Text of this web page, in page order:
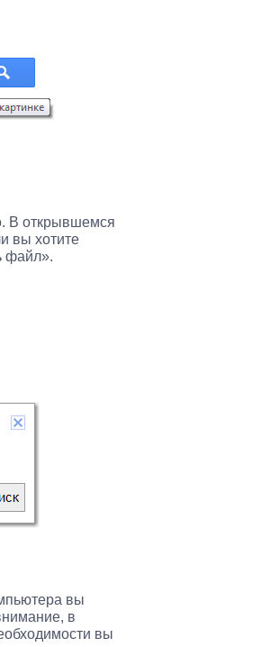
В открывшемся
вы хотите
файл».
вы
в
вы